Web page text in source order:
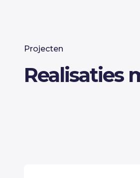
Projecten
Realisaties